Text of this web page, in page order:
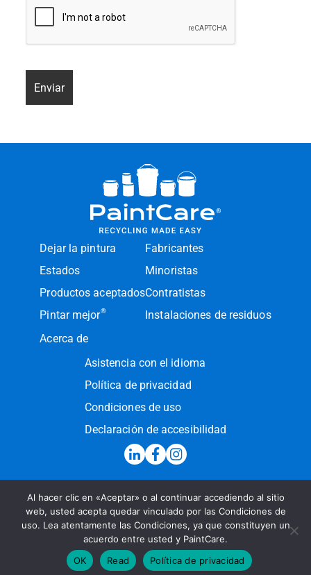
Dejar la pintura
Estados
Productos aceptados
Pintar mejor®
Acerca de
Fabricantes
Minoristas
Contratistas
Instalaciones de residuos
Asistencia con el idioma
Política de privacidad
Condiciones de uso
Declaración de accesibilidad
Línea de atención:(855) PAINT09
Enviar un mensaje
© 2026 PaintCare Inc. Todos los derechos reservados
Al hacer clic en «Aceptar» o al continuar accediendo al sitio
web, usted acepta quedar vinculado por las Condiciones de
uso. Lea atentamente las Condiciones, ya que constituyen un
acuerdo entre usted y PaintCare.
OK
Política de privacidad
Read